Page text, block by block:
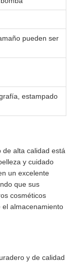
pueden ser
estampado
de alta calidad está
y cuidado
un excelente
que sus
cosméticos
almacenamiento
y de calidad